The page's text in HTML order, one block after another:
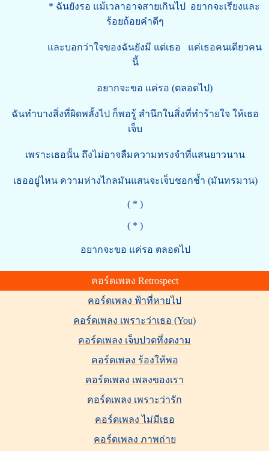
* ฉันยังรอ แม้เวลาอาจสายเกินไป อยากจะเรียงและ
ร้อยถ้อยคำดีๆ
และบอกว่าใจของฉันยังมี แต่เธอ แค่เธอคนเดียวคน
นี้
อยากจะขอ แค่รอ (ตลอดไป)
ฉันทำบางสิ่งที่ผิดพลั้งไป ก็พอรู้ สำนึกในสิ่งที่ทำร้ายใจ ให้เธอ
เจ็บ
เพราะเธอนั้น ถึงไม่อาจลืมความทรงจำที่แสนยาวนาน
เธออยู่ไหน ความห่างไกลมันแสนจะเจ็บชอกช้ำ (มันทรมาน)
( * )
( * )
อยากจะขอ แค่รอ ตลอดไป
คอร์ดเพลง Retrospect
คอร์ดเพลง ฟ้าที่หายไป
คอร์ดเพลง เพราะว่าเธอ (You)
คอร์ดเพลง เจ็บปวดที่งดงาม
คอร์ดเพลง ร้องให้พอ
คอร์ดเพลง เพลงของเรา
คอร์ดเพลง เพราะว่ารัก
คอร์ดเพลง ไม่มีเธอ
คอร์ดเพลง ภาพถ่าย